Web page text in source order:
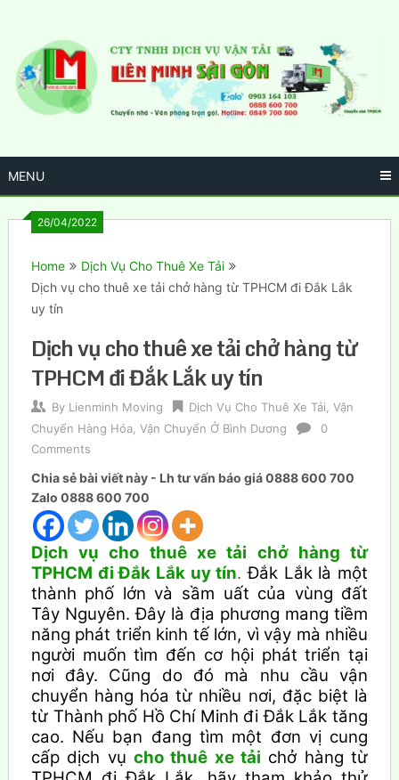
content
MENU
26/04/2022
Home
Dịch Vụ Cho Thuê Xe Tải
Dịch vụ cho thuê xe tải chở hàng từ TPHCM đi Đắk Lắk
uy tín
Dịch vụ cho thuê xe tải chở hàng từ
TPHCM đi Đắk Lắk uy tín
By Lienminh Moving Dịch Vụ Cho Thuê Xe Tải Vận
Chuyển Hàng Hóa, Vận Chuyển Ở Bình Dương
0
Comments
Chia sẻ bài viết này - Lh tư vấn báo giá 0888 600 700
Zalo 0888 600 700
Dịch vụ cho thuê xe tải chở hàng từ
TPHCM đi Đắk Lắk uy tín.Đắk Lắk là một
thành phố lớn và sầm uất của vùng đất
Tây Nguyên. Đây là địa phương mang tiềm
năng phát triển kinh tế lớn, vì vậy mà nhiều
người muốn tìm đến cơ hội phát triển tại
nơi đây. Cũng do đó mà nhu cầu vận
chuyển hàng hóa từ nhiều nơi, đặc biệt là
từ Thành phố Hồ Chí Minh đi Đắk Lắk tăng
cao. Nếu bạn đang tìm một đơn vị cung
cấp dịch vụ cho thuê xe tải chở hàng từ